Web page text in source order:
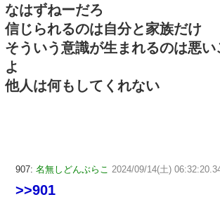
なはずねーだろ
信じられるのは自分と家族だけ
そういう意識が生まれるのは悪
よ
他人は何もしてくれない
907: 名無しどんぶらこ 2024/09/14(土)
>>901